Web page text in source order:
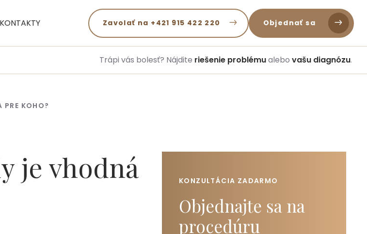
Zavolať na +421 915 422 220 Objednať sa
Trápi vás bolesť? Nájdite riešenie problémualebo vašu diagnózu.
PRE KOHO?
je vhodná
KONZULTÁCIA ZADARMO
Objednajte sa na
procedúru